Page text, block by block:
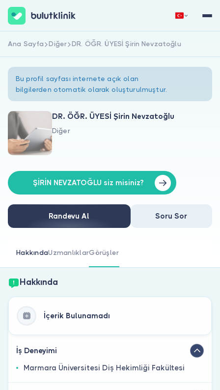
Hakkımızda
Doktorlar için
Doktor musunuz?
Hemen Kaydol Giriş Yap
Ana Sayfa Diğer DR. ÖĞR. ÜYESİ Şirin Nevzatoğlu
Bu profil sayfası internete açık olan
bilgilerden otomatik olarak oluşturulmuştur.
DR. ÖĞR. ÜYESİ Şirin Nevzatoğlu
Diğer
ŞİRİN NEVZATOĞLU siz misiniz?
Randevu Al Soru Sor
HakkındaUzmanlıklarGörüşler
Hakkında
İçerik Bulunamadı
İş Deneyimi
Marmara Üniversitesi Diş Hekimliği Fakültesi